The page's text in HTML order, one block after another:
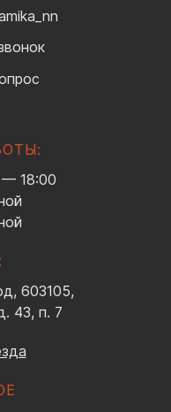
18:00
603105,
43, п. 7